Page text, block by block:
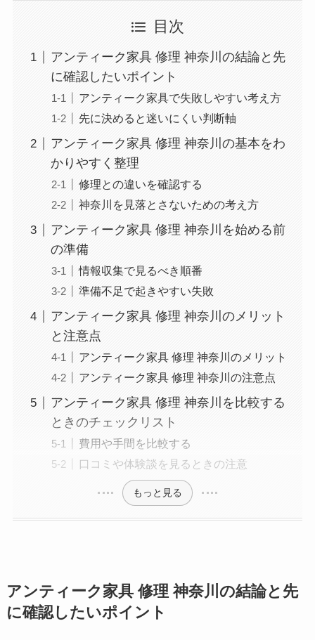
目次
アンティーク家具 修理 神奈川の結論と先
に確認したいポイント
アンティーク家具で失敗しやすい考え方
先に決めると迷いにくい判断軸
アンティーク家具 修理 神奈川の基本をわ
かりやすく整理
修理との違いを確認する
神奈川を見落とさないための考え方
アンティーク家具 修理 神奈川を始める前
の準備
情報収集で見るべき順番
準備不足で起きやすい失敗
アンティーク家具 修理 神奈川のメリット
と注意点
アンティーク家具 修理 神奈川のメリット
アンティーク家具 修理 神奈川の注意点
アンティーク家具 修理 神奈川を比較する
ときのチェックリスト
費用や手間を比較する
口コミや体験談を見るときの注意
もっと見る
アンティーク家具 修理 神奈川の結論と先
に確認したいポイント